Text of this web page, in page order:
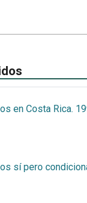
en Costa Rica.
sí pero